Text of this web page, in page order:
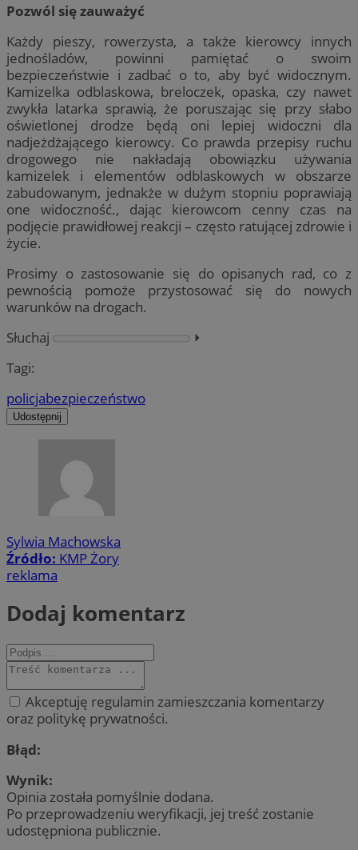
Pozwól się zauważyć
Każdy pieszy, rowerzysta, a także kierowcy innych
jednośladów, powinni pamiętać o swoim
bezpieczeństwie i zadbać o to, aby być widocznym.
Kamizelka odblaskowa, breloczek, opaska, czy nawet
zwykła latarka sprawią, że poruszając się przy słabo
oświetlonej drodze będą oni lepiej widoczni dla
nadjeżdżającego kierowcy. Co prawda przepisy ruchu
drogowego nie nakładają obowiązku używania
kamizelek i elementów odblaskowych w obszarze
zabudowanym, jednakże w dużym stopniu poprawiają
one widoczność., dając kierowcom cenny czas na
podjęcie prawidłowej reakcji – często ratującej zdrowie i
życie.
Prosimy o zastosowanie się do opisanych rad, co z
pewnością pomoże przystosować się do nowych
warunków na drogach.
Słuchaj
⏵︎
Tagi:
policjabezpieczeństwo
Udostępnij
Sylwia Machowska
Źródło: KMP Żory
reklama
Dodaj komentarz
Akceptuję regulamin zamieszczania komentarzy
oraz politykę prywatności.
Błąd:
Wynik:
Opinia została pomyślnie dodana.
Po przeprowadzeniu weryfikacji, jej treść zostanie
udostępniona publicznie.